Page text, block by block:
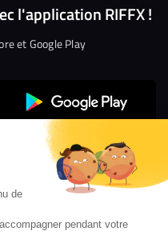
de
pendant votre
l'application RIFFX !
et Google Play
des cookies
Mentions légales